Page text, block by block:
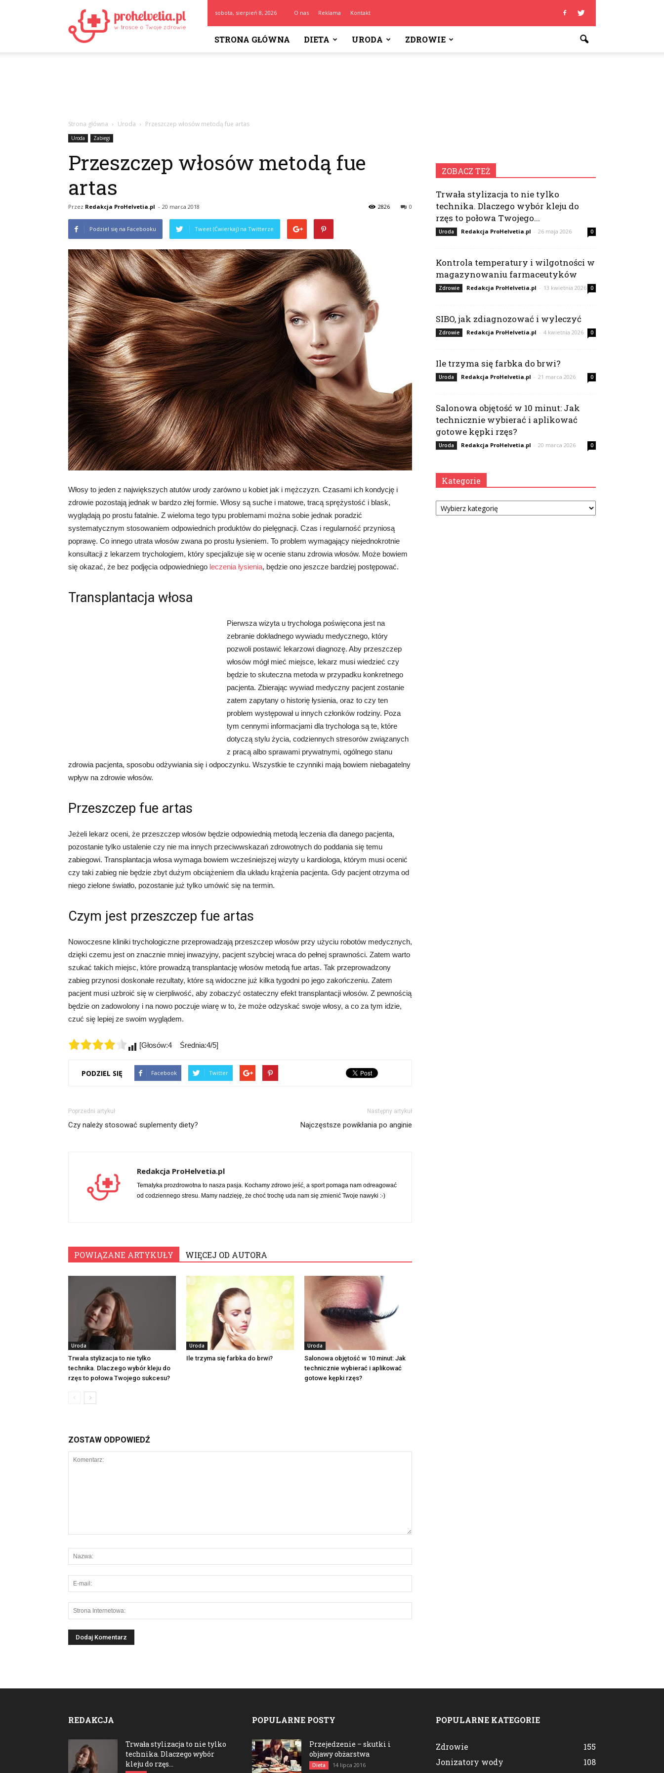
sobota, sierpień 8, 2026 O nas Reklama Kontakt
STRONA GŁÓWNA DIETA URODA ZDROWIE
Strona główna Uroda Przeszczep włosów metodą fue artas
Uroda Zabiegi
Przeszczep włosów metodą fue
artas
Przez Redakcja ProHelvetia.pl - 20 marca 2018 0
2826
Podziel się na Facebooku Tweet (Ćwierkaj) na Twitterze
Włosy to jeden z największych atutów urody zarówno u kobiet jak i mężczyzn. Czasami ich kondycję i
zdrowie pozostają jednak w bardzo złej formie. Włosy są suche i matowe, tracą sprężystość i blask,
wyglądają po prostu fatalnie. Z wieloma tego typu problemami można sobie jednak poradzić
systematycznym stosowaniem odpowiednich produktów do pielęgnacji. Czas i regularność przyniosą
poprawę. Co innego utrata włosów zwana po prostu łysieniem. To problem wymagający niejednokrotnie
konsultacji z lekarzem trychologiem, który specjalizuje się w ocenie stanu zdrowia włosów. Może bowiem
się okazać, że bez podjęcia odpowiedniego leczenia łysienia, będzie ono jeszcze bardziej postępować.
Transplantacja włosa
Pierwsza wizyta u trychologa poświęcona jest na
zebranie dokładnego wywiadu medycznego, który
pozwoli postawić lekarzowi diagnozę. Aby przeszczep
włosów mógł mieć miejsce, lekarz musi wiedzieć czy
będzie to skuteczna metoda w przypadku konkretnego
pacjenta. Zbierając wywiad medyczny pacjent zostanie
zatem zapytany o historię łysienia, oraz to czy ten
problem występował u innych członków rodziny. Poza
tym cennymi informacjami dla trychologa są te, które
dotyczą stylu życia, codziennych stresorów związanych
z pracą albo sprawami prywatnymi, ogólnego stanu
zdrowia pacjenta, sposobu odżywiania się i odpoczynku. Wszystkie te czynniki mają bowiem niebagatelny
wpływ na zdrowie włosów.
Przeszczep fue artas
Jeżeli lekarz oceni, że przeszczep włosów będzie odpowiednią metodą leczenia dla danego pacjenta,
pozostanie tylko ustalenie czy nie ma innych przeciwwskazań zdrowotnych do poddania się temu
zabiegowi. Transplantacja włosa wymaga bowiem wcześniejszej wizyty u kardiologa, którym musi ocenić
czy taki zabieg nie będzie zbyt dużym obciążeniem dla układu krążenia pacjenta. Gdy pacjent otrzyma od
niego zielone światło, pozostanie już tylko umówić się na termin.
Czym jest przeszczep fue artas
Nowoczesne kliniki trychologiczne przeprowadzają przeszczep włosów przy użyciu robotów medycznych,
dzięki czemu jest on znacznie mniej inwazyjny, pacjent szybciej wraca do pełnej sprawności. Zatem warto
szukać takich miejsc, które prowadzą transplantację włosów metodą fue artas. Tak przeprowadzony
zabieg przynosi doskonałe rezultaty, które są widoczne już kilka tygodni po jego zakończeniu. Zatem
pacjent musi uzbroić się w cierpliwość, aby zobaczyć ostateczny efekt transplantacji włosów. Z pewnością
będzie on zadowolony i na nowo poczuje wiarę w to, że może odzyskać swoje włosy, a co za tym idzie,
czuć się lepiej ze swoim wyglądem.
[Głosów:4 Średnia:4/5]
PODZIEL SIĘ Facebook Twitter
Poprzedni artykuł
Czy należy stosować suplementy diety?
Następny artykuł
Najczęstsze powikłania po anginie
Redakcja ProHelvetia.pl
Tematyka prozdrowotna to nasza pasja. Kochamy zdrowo jeść, a sport pomaga nam odreagować
od codziennego stresu. Mamy nadzieję, że choć trochę uda nam się zmienić Twoje nawyki :-)
POWIĄZANE ARTYKUŁY WIĘCEJ OD AUTORA
Uroda
Trwała stylizacja to nie tylko
technika. Dlaczego wybór kleju do
rzęs to połowa Twojego sukcesu?
Uroda
Ile trzyma się farbka do brwi?
Uroda
Salonowa objętość w 10 minut: Jak
technicznie wybierać i aplikować
gotowe kępki rzęs?
ZOSTAW ODPOWIEDŹ
ZOBACZ TEŻ
Trwała stylizacja to nie tylko
technika. Dlaczego wybór kleju do
rzęs to połowa Twojego...
Uroda Redakcja ProHelvetia.pl - 26 maja 2026 0
Kontrola temperatury i wilgotności w
magazynowaniu farmaceutyków
Zdrowie Redakcja ProHelvetia.pl - 13 kwietnia 2026 0
SIBO, jak zdiagnozować i wyleczyć
Zdrowie Redakcja ProHelvetia.pl - 4 kwietnia 2026 0
Ile trzyma się farbka do brwi?
Uroda Redakcja ProHelvetia.pl - 21 marca 2026 0
Salonowa objętość w 10 minut: Jak
technicznie wybierać i aplikować
gotowe kępki rzęs?
Uroda Redakcja ProHelvetia.pl - 20 marca 2026 0
Kategorie
Kategorie
REDAKCJA
Trwała stylizacja to nie tylko
technika. Dlaczego wybór
kleju do rzęs...
POPULARNE POSTY
Przejedzenie – skutki i
objawy obżarstwa
Dieta 14 lipca 2016
POPULARNE KATEGORIE
Zdrowie
155
Jonizatory wody
108